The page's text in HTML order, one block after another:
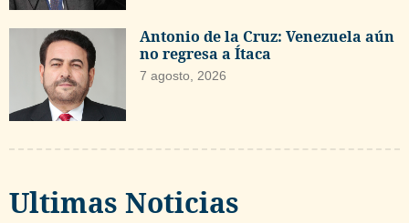
Antonio de la Cruz: Venezuela aún
no regresa a Ítaca
7 agosto, 2026
Ultimas Noticias